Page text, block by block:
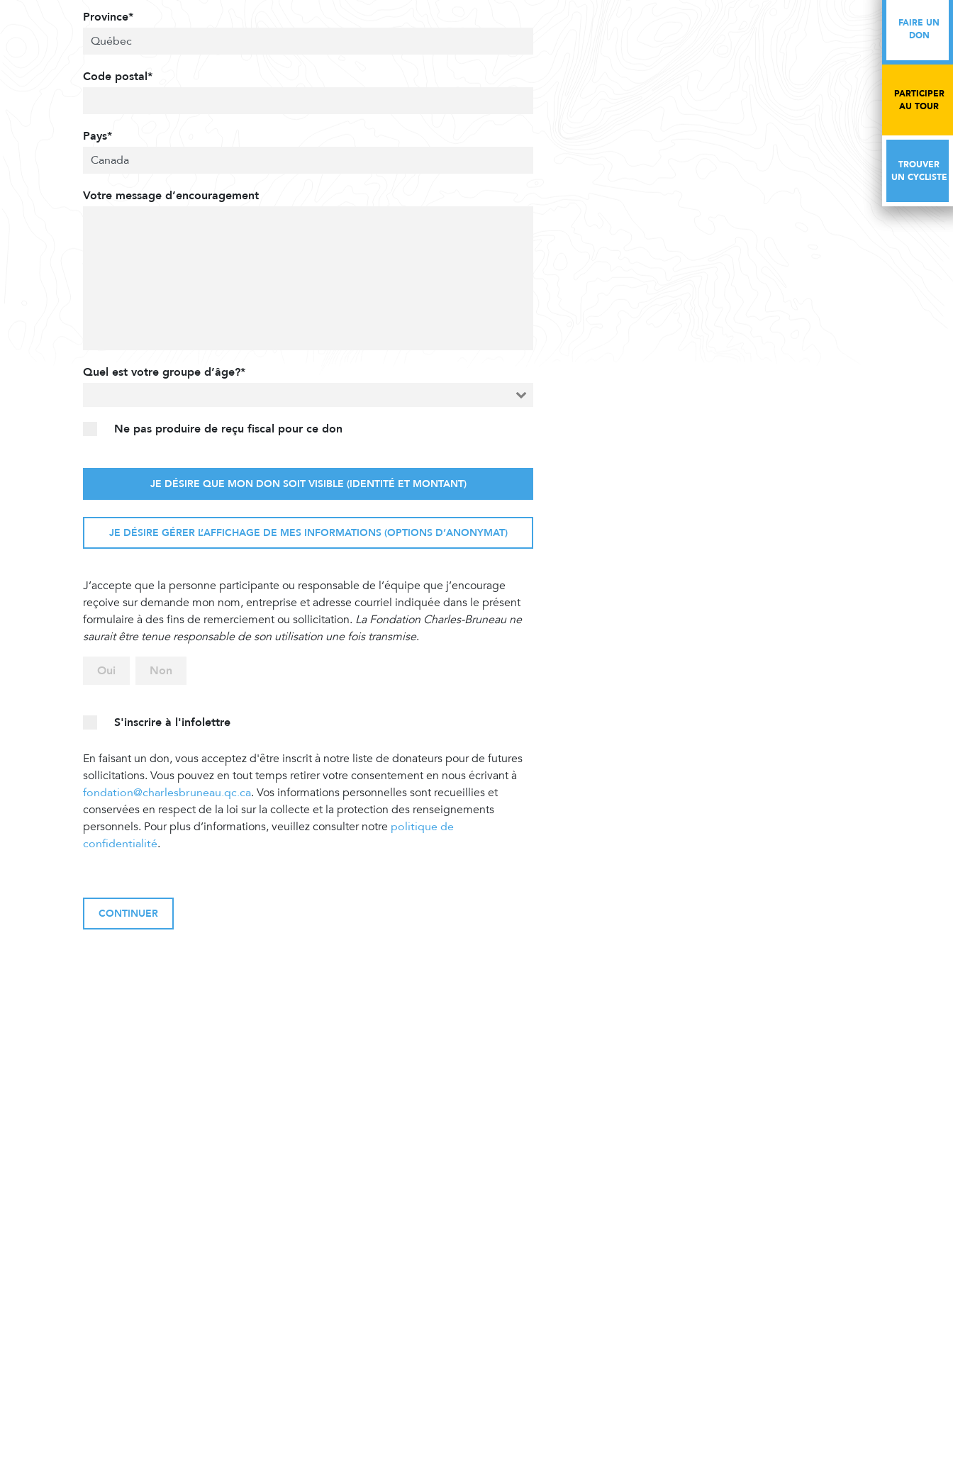
FAIRE UN
DON
PARTICIPER
AU TOUR
TROUVER
UN CYCLISTE
Province*
Code postal*
Pays*
Votre message d’encouragement
Quel est votre groupe d’âge?*
Ne pas produire de reçu fiscal pour ce don
JE DÉSIRE QUE MON DON SOIT VISIBLE (IDENTITÉ ET MONTANT)
JE DÉSIRE GÉRER L’AFFICHAGE DE MES INFORMATIONS (OPTIONS D’ANONYMAT)
J’accepte que la personne participante ou responsable de l’équipe que j’encourage
reçoive sur demande mon nom, entreprise et adresse courriel indiquée dans le présent
formulaire à des fins de remerciement ou sollicitation. La Fondation Charles-Bruneau ne
saurait être tenue responsable de son utilisation une fois transmise.
Oui Non
S'inscrire à l'infolettre
En faisant un don, vous acceptez d'être inscrit à notre liste de donateurs pour de futures
sollicitations. Vous pouvez en tout temps retirer votre consentement en nous écrivant à
fondation@charlesbruneau.qc.ca. Vos informations personnelles sont recueillies et
conservées en respect de la loi sur la collecte et la protection des renseignements
personnels. Pour plus d’informations, veuillez consulter notre politique de
confidentialité.
CONTINUER
FAIRE UN
DON
PARTICIPER
AU TOUR
TROUVER
UN CYCLISTE